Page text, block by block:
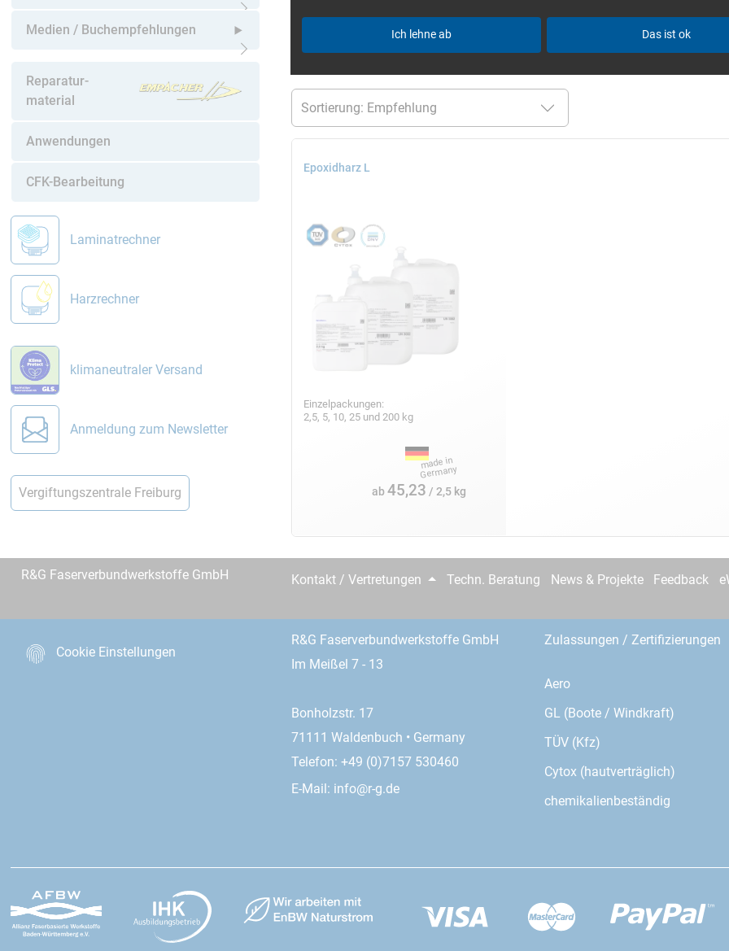
Untermenü öffnen
Medien / Buchempfehlungen
Reparatur-
material
Anwendungen
CFK-Bearbeitung
Laminatrechner
Harzrechner
klimaneutraler Versand
Anmeldung zum Newsletter
Vergiftungszentrale Freiburg
Klebstoffe finden Sie hier
Epoxidharz L
Einzelpackungen:
2,5, 5, 10, 25 und 200 kg
ab45,23 / 2,5 kg
R&G Faserverbundwerkstoffe GmbH Kontakt / Vertretungen Techn. Beratung News & Projekte Feedback
Cookie Einstellungen
R&G Faserverbundwerkstoffe GmbH
Im Meißel 7 - 13
Bonholzstr. 17
71111 Waldenbuch • Germany
Telefon: +49 (0)7157 530460
E-Mail: info@r-g.de
Zulassungen / Zertifizierungen
Aero
GL (Boote / Windkraft)
TÜV (Kfz)
Cytox (hautverträglich)
chemikalienbeständig
Ich lehne ab Das ist ok